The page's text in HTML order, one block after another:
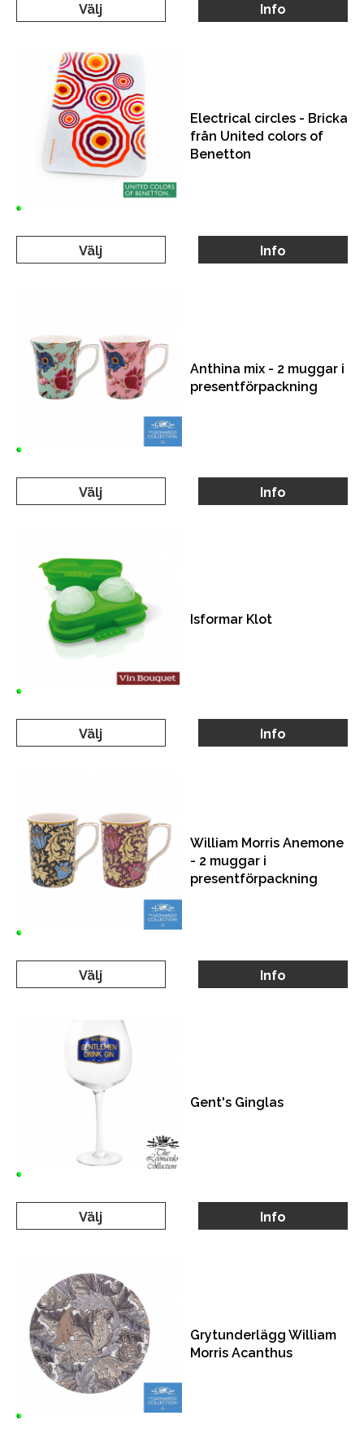
Välj Info
Electrical circles - Bricka
från United colors of
Benetton
Välj Info
Anthina mix - 2 muggar i
presentförpackning
Välj Info
Isformar Klot
Välj Info
William Morris Anemone
- 2 muggar i
presentförpackning
Välj Info
Gent's Ginglas
Välj Info
Grytunderlägg William
Morris Acanthus